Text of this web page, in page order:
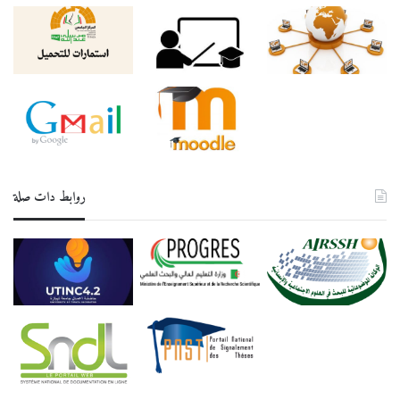
جلسات الملتقى حضوريا وعن بعد لأستاذة وباحثين من مختلف ولايات
الوطن
روابط دات صلة